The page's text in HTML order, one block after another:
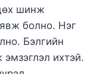
шинж
болно. Нэг
Бэлгийн
ихтэй.